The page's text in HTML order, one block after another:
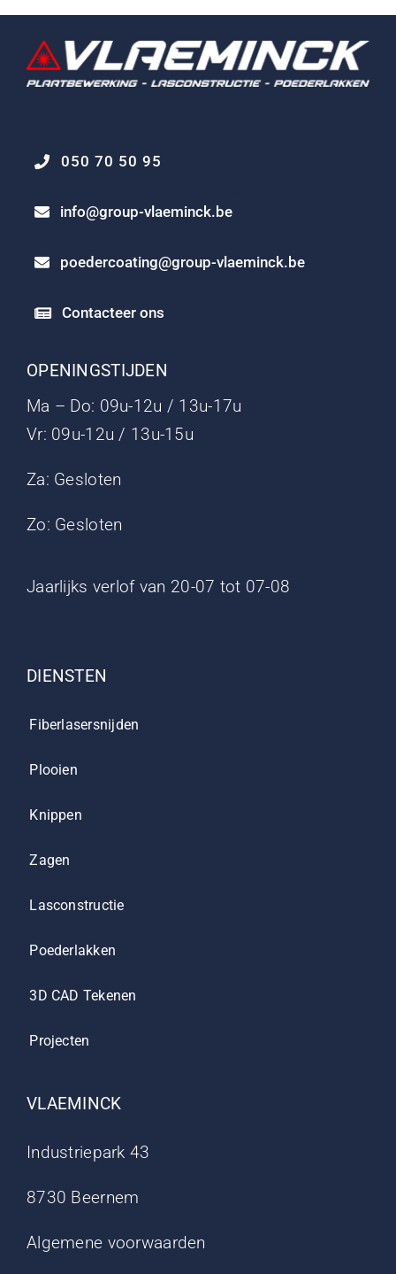
050 70 50 95
info@group-vlaeminck.be
poedercoating@group-vlaeminck.be
Contacteer ons
OPENINGSTIJDEN
Ma – Do: 09u-12u / 13u-17u
Vr: 09u-12u / 13u-15u
Za: Gesloten
Zo: Gesloten
Jaarlijks verlof van 20-07 tot 07-08
DIENSTEN
Fiberlasersnijden
Plooien
Knippen
Zagen
Lasconstructie
Poederlakken
3D CAD Tekenen
Projecten
VLAEMINCK
Industriepark 43
8730 Beernem
Algemene voorwaarden